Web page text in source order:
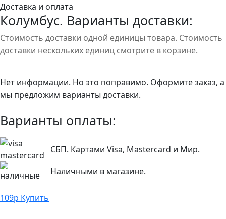
Доставка и оплата
Колумбус. Варианты доставки:
Стоимость доставки одной единицы товара. Стоимость
доставки нескольких единиц смотрите в корзине.
Нет информации. Но это поправимо. Оформите заказ, а
мы предложим варианты доставки.
Варианты оплаты:
СБП. Картами Visa, Mastercard и Мир.
Наличными в магазине.
109р Купить